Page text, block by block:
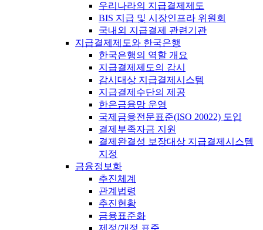
우리나라의 지급결제제도
BIS 지급 및 시장인프라 위원회
국내외 지급결제 관련기관
지급결제제도와 한국은행
한국은행의 역할 개요
지급결제제도의 감시
감시대상 지급결제시스템
지급결제수단의 제공
한은금융망 운영
국제금융전문표준(ISO 20022) 도입
결제부족자금 지원
결제완결성 보장대상 지급결제시스템
지정
금융정보화
추진체계
관계법령
추진현황
금융표준화